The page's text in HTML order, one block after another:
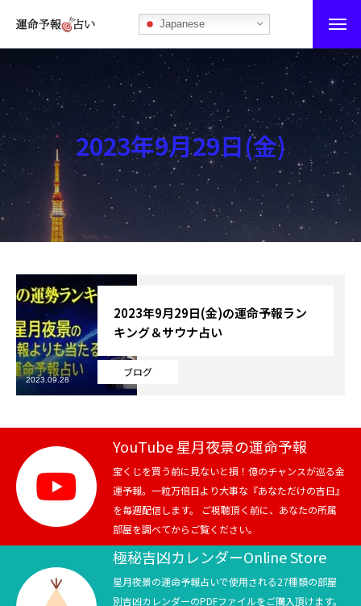
Japanese
運命予報占い
運命予報占いとは
あなたの所属部屋を探そう！
最恐の相性占い
秘伝公開！吉凶カレンダー
記事カテゴリー
ブログ
お知らせ
テニス
スポーツ
競馬
テニス四大大会・五輪
2023年9月29日(金)
ブログ
2023年9月29日(金)の運命予報ラン
キング＆サウナ占い
2023.09.28
YouTube 星月夜景の運命予報
宝くじを買う前に見ないと損！億のチャンスが巡る金
運予報。一粒万倍日より大事な『あなただけの吉日』
を毎週配信します。 ご視聴頂く前に、あなたの所属
部屋を調べてからご覧ください。
極秘吉凶カレンダーOnline Store
星月夜景の運命予報占いで使用される27種類の部屋
別吉凶カレンダーのPDFファイルをご購入頂けます。